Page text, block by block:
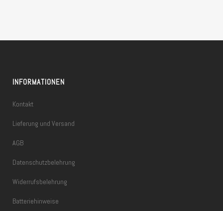
INFORMATIONEN
Kontakt
Lieferung und Versand
AGB
Datenschutzbelehrung
Widerrufsbelehrung
Batteriehinweise